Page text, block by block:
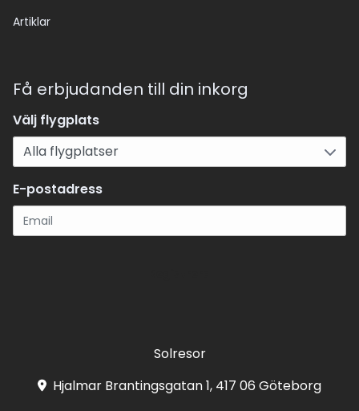
Artiklar
Få erbjudanden till din inkorg
Välj flygplats
E-postadress
Solresor
Hjalmar Brantingsgatan 1, 417 06 Göteborg